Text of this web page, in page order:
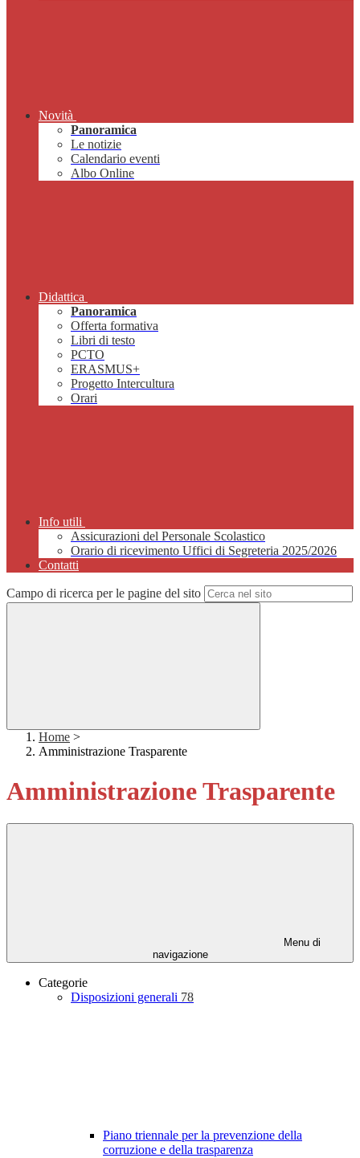
Novità
Panoramica
Le notizie
Calendario eventi
Albo Online
Didattica
Panoramica
Offerta formativa
Libri di testo
PCTO
ERASMUS+
Progetto Intercultura
Orari
Info utili
Assicurazioni del Personale Scolastico
Orario di ricevimento Uffici di Segreteria 2025/2026
Contatti
Campo di ricerca per le pagine del sito
Home >
Amministrazione Trasparente
Amministrazione Trasparente
Menu di
navigazione
Categorie
Disposizioni generali 78
Piano triennale per la prevenzione della
corruzione e della trasparenza